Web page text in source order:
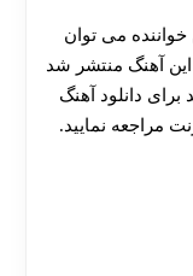
می توان
این آهنگ منتشر شد
دانلود آهنگ
مراجعه نمایید.